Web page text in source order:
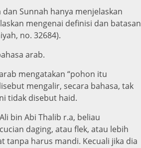
Sunnah hanya menjelaskan
mengenai definisi dan batasan
no. 32684).
arab.
mengatakan “pohon itu
mengalir, secara bahasa, tak
tidak disebut haid.
bin Abi Thalib r.a, beliau
daging, atau flek, atau lebih
tanpa harus mandi. Kecuali jika dia